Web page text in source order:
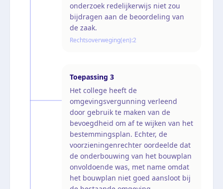
onderzoek redelijkerwijs niet zou
bijdragen aan de beoordeling van
de zaak.
Rechtsoverweging(en):2
Toepassing 3
Het college heeft de
omgevingsvergunning verleend
door gebruik te maken van de
bevoegdheid om af te wijken van het
bestemmingsplan. Echter, de
voorzieningenrechter oordeelde dat
de onderbouwing van het bouwplan
onvoldoende was, met name omdat
het bouwplan niet goed aansloot bij